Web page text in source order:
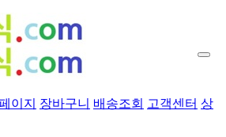
이지 장바구니 배송조회 고객센터 상